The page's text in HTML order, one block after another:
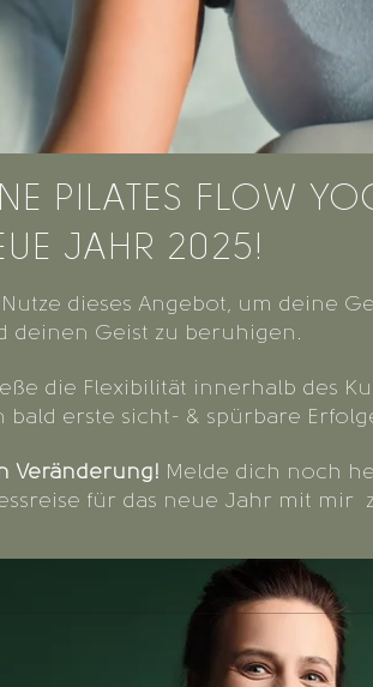
PILATES FLOW
JAHR 2025!
dieses Angebot, um deine
deinen Geist zu beruhigen.
die Flexibilität innerhalb des
bald erste sicht- & spürbare
Veränderung! Melde dich noch
für das neue Jahr mit mir